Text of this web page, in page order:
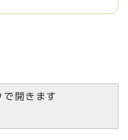
開きます